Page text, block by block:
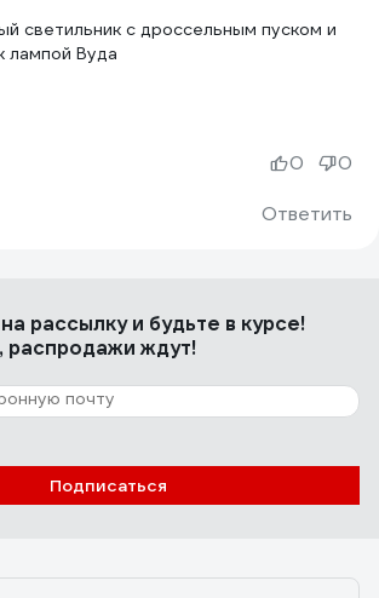
светильник с дроссельным пуском и
лампой Вуда
Ответить
0 0
на рассылкуи будьте в курсе!
распродажи ждут!
Подписаться